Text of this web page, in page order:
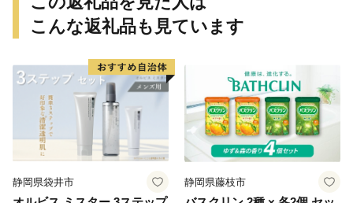
こんな返礼品も見ています
静岡県袋井市 静岡県藤枝市